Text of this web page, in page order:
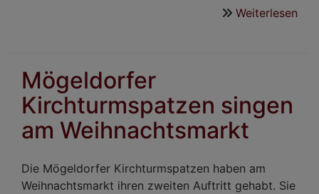
Weiterlesen
Mögeldorfer
Kirchturmspatzen singen
am Weihnachtsmarkt
Die Mögeldorfer Kirchturmspatzen haben am
Weihnachtsmarkt ihren zweiten Auftritt gehabt. Sie